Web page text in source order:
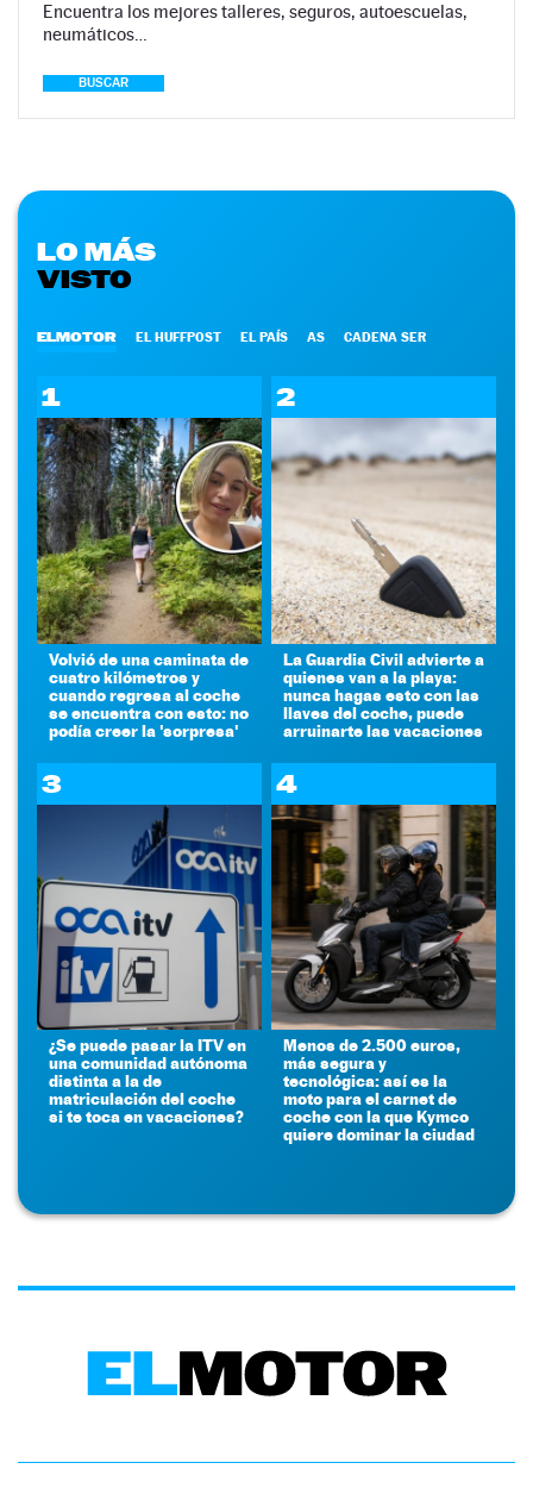
Encuentra los mejores talleres, seguros, autoescuelas,
neumáticos…
BUSCAR
LO MÁS
VISTO
ELMOTOR EL HUFFPOST EL PAÍS AS CADENA SER
1
Volvió de una caminata de
cuatro kilómetros y
cuando regresa al coche
se encuentra con esto: no
podía creer la 'sorpresa'
2
La Guardia Civil advierte a
quienes van a la playa:
nunca hagas esto con las
llaves del coche, puede
arruinarte las vacaciones
3
¿Se puede pasar la ITV en
una comunidad autónoma
distinta a la de
matriculación del coche
si te toca en vacaciones?
4
Menos de 2.500 euros,
más segura y
tecnológica: así es la
moto para el carnet de
coche con la que Kymco
quiere dominar la ciudad